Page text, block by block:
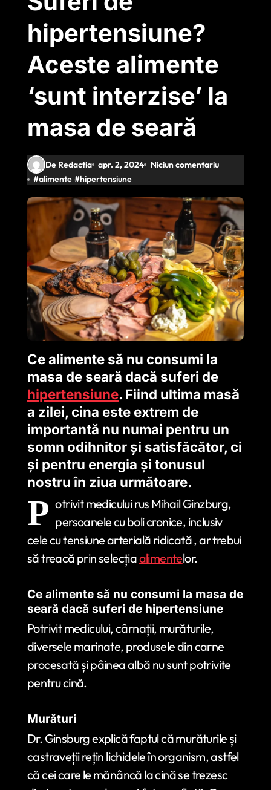
hipertensiune?
Aceste alimente
‘sunt interzise’ la
masa de seară
De Redactia apr. 2, 2024
Niciun comentariu
#alimente #hipertensiune
Ce alimente să nu consumi la
masa de seară dacă suferi de
hipertensiune. Fiind ultima masă
a zilei, cina este extrem de
importantă nu numai pentru un
somn odihnitor și satisfăcător, ci
și pentru energia și tonusul
nostru în ziua următoare.
P otrivit medicului rus Mihail Ginzburg,
persoanele cu boli cronice, inclusiv
cele cu tensiune arterială ridicată , ar trebui
să treacă prin selecțiaalimentelor.
Ce alimente să nu consumi la masa de
seară dacă suferi de hipertensiune
Potrivit medicului, cârnații, murăturile,
diversele marinate, produsele din carne
procesată și pâinea albă nu sunt potrivite
pentru cină.
Murături
Dr. Ginsburg explică faptul că murăturile și
castraveții rețin lichidele în organism, astfel
că cei care le mănâncă la cină se trezesc